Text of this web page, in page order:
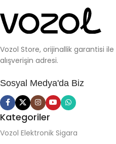
Vozol Store, orijinallik garantisi
alışverişin adresi.
Sosyal Medya'da Biz
Kategoriler
Vozol Elektronik Sigara